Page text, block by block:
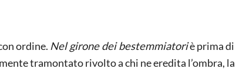
ordine. Nel girone dei bestemmiatoriè prima di
tramontato rivolto a chi ne eredita l’ombra,